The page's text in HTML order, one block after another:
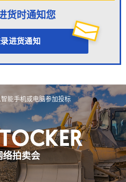
货时通知您
进货通知
能手机或电脑参加投标
络拍卖会